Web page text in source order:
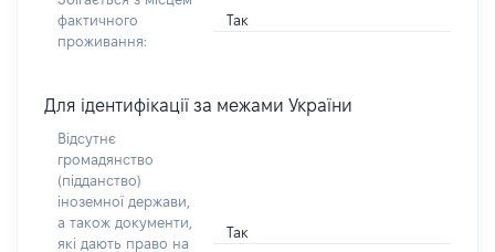
фактичного
проживання:
Так
Для ідентифікації за межами України
Відсутнє
громадянство
(підданство)
іноземної держави,
а також документи,
які дають право на
Так